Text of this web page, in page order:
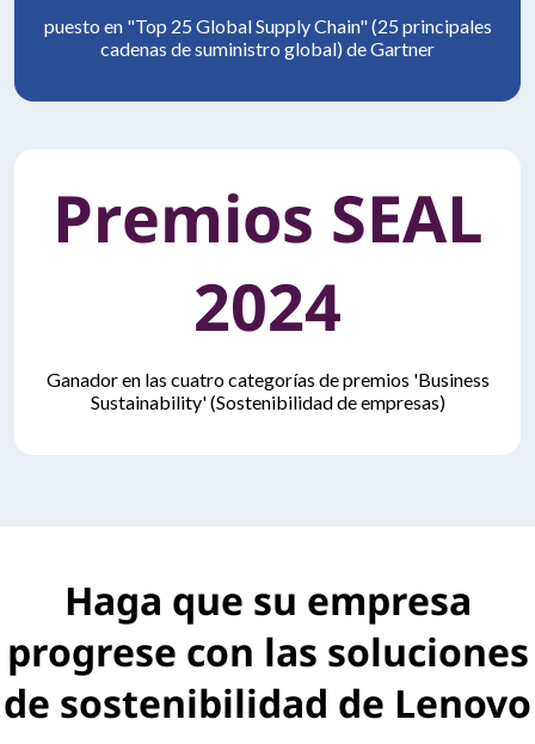
puesto en "Top 25 Global Supply Chain" (25 principales
cadenas de suministro global) de Gartner
Premios SEAL
2024
Ganador en las cuatro categorías de premios 'Business
Sustainability' (Sostenibilidad de empresas)
Haga que su empresa
progrese con las soluciones
de sostenibilidad de Lenovo